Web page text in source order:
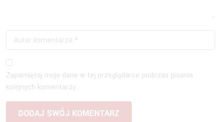
Zapamiętaj moje dane w tej przeglądarce podczas pisania
kolejnych komentarzy.